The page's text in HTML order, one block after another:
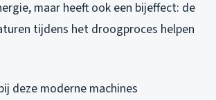
maar heeft ook een bijeffect: de
tijdens het droogproces helpen
deze moderne machines